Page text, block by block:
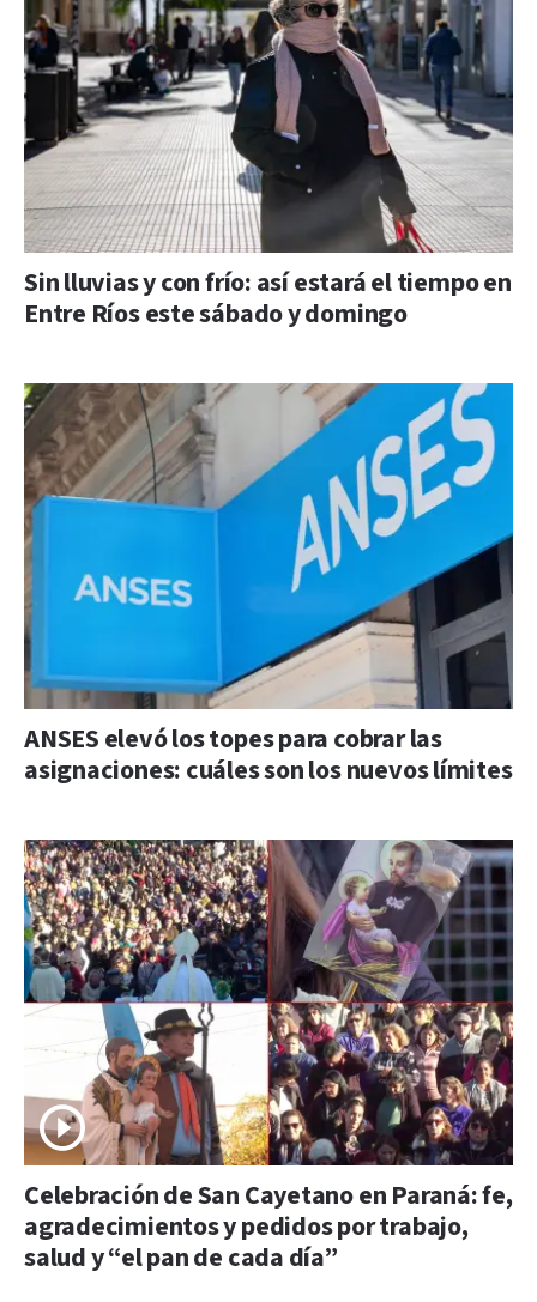
Sin lluvias y con frío: así estará el tiempo en
Entre Ríos este sábado y domingo
ANSES elevó los topes para cobrar las
asignaciones: cuáles son los nuevos límites
Celebración de San Cayetano en Paraná: fe,
agradecimientos y pedidos por trabajo,
salud y “el pan de cada día”